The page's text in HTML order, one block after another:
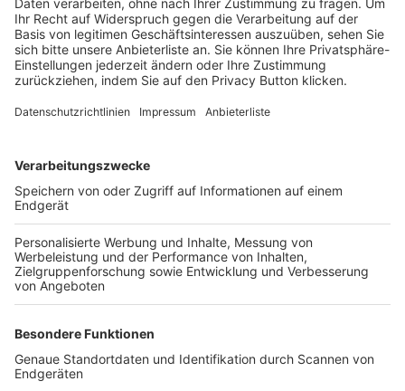
Trainerbörse
Login SpielPlus
FOLGE DEM BFV
TOP-VEREINE
TOP-PARTNER